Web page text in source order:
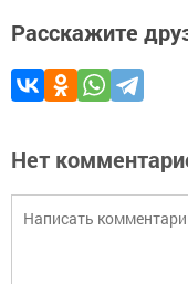
Расскажите
Нет